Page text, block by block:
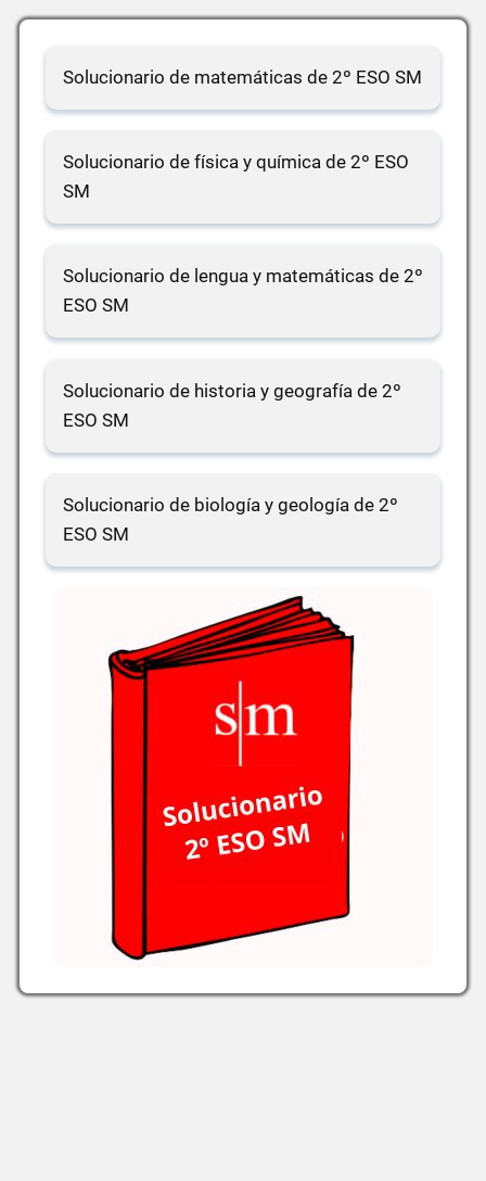
Solucionario de matemáticas de 2º ESO SM
Solucionario de física y química de 2º ESO
SM
Solucionario de lengua y matemáticas de 2º
ESO SM
Solucionario de historia y geografía de 2º
ESO SM
Solucionario de biología y geología de 2º
ESO SM